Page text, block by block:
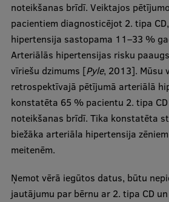
noteikšanas brīdī. Veiktajos
pacientiem diagnosticējot 2. tipa
hipertensija sastopama 11–33 %
Arteriālās hipertensijas risku
vīriešu dzimums [Pyle, 2013]. Mūsu
retrospektīvajā pētījumā arteriālā
konstatēta 65 % pacientu 2. tipa
noteikšanas brīdī. Tika konstatēta
biežāka arteriāla hipertensija
meitenēm.
Ņemot vērā iegūtos datus, būtu
jautājumu par bērnu ar 2. tipa CD